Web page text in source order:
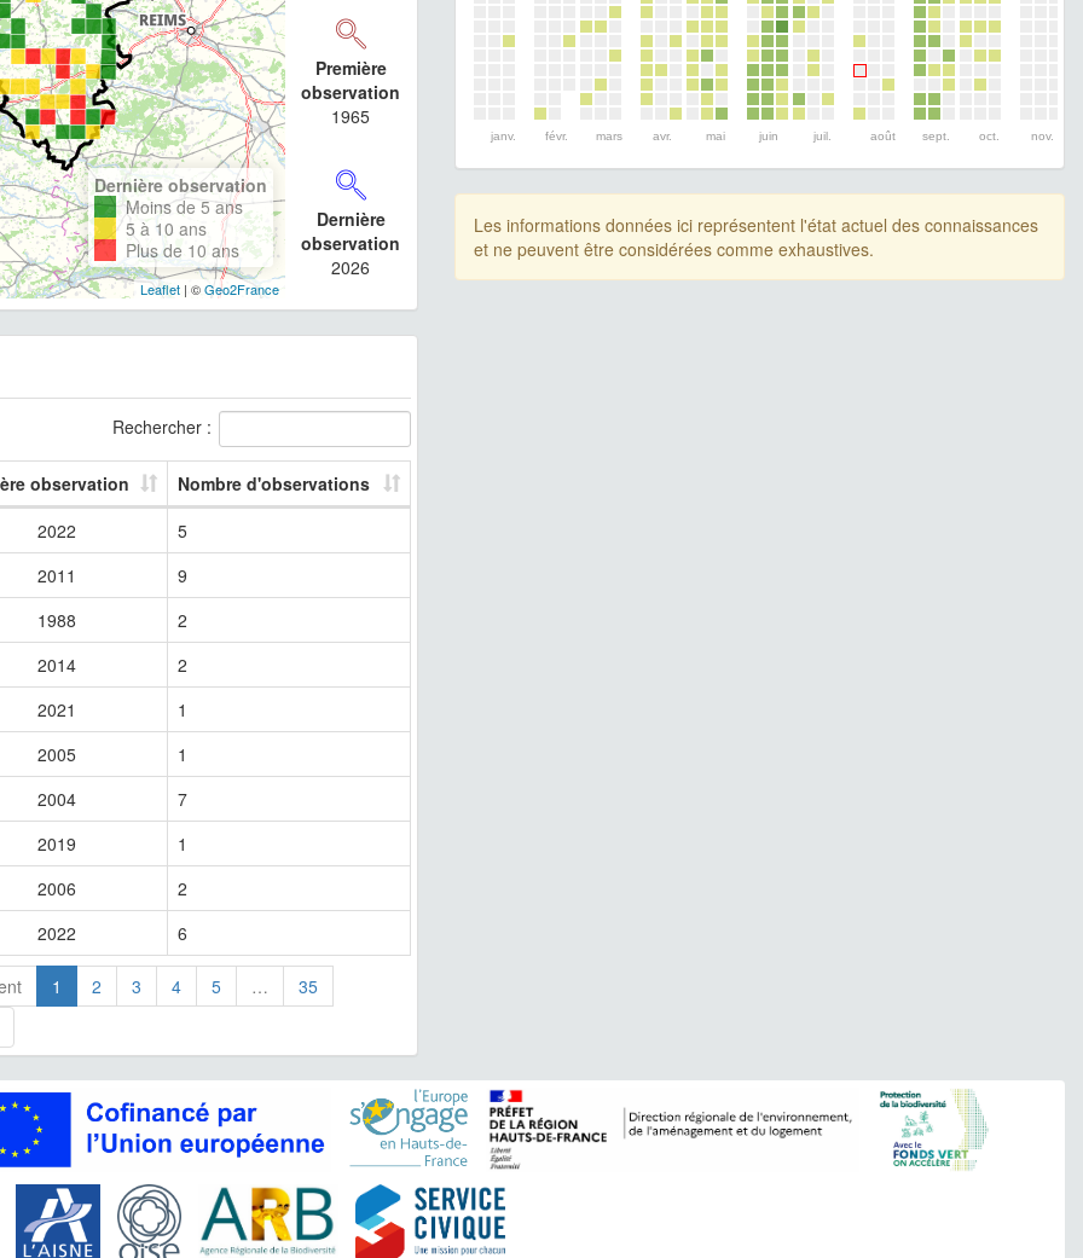
Dernière observation
Moins de 5 ans
5 à 10 ans
Plus de 10 ans
Leaflet| ©Geo2France
Première
observation
1965
Dernière
observation
2026
Rechercher :
observation
Nombre d'observations
2022
5
2011
9
1988
2
2014
2
2021
1
2005
1
2004
7
2019
1
2006
2
2022
6
1 2 3 4 5 … 35
janv. févr. mars avr. mai juin juil. août sept. oct. nov.
Les informations données ici représentent l'état actuel des connaissances
et ne peuvent être considérées comme exhaustives.